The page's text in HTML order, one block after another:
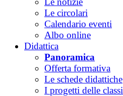
Le circolari
Calendario eventi
Albo online
Didattica
Panoramica
Offerta formativa
Le schede didattiche
I progetti delle classi